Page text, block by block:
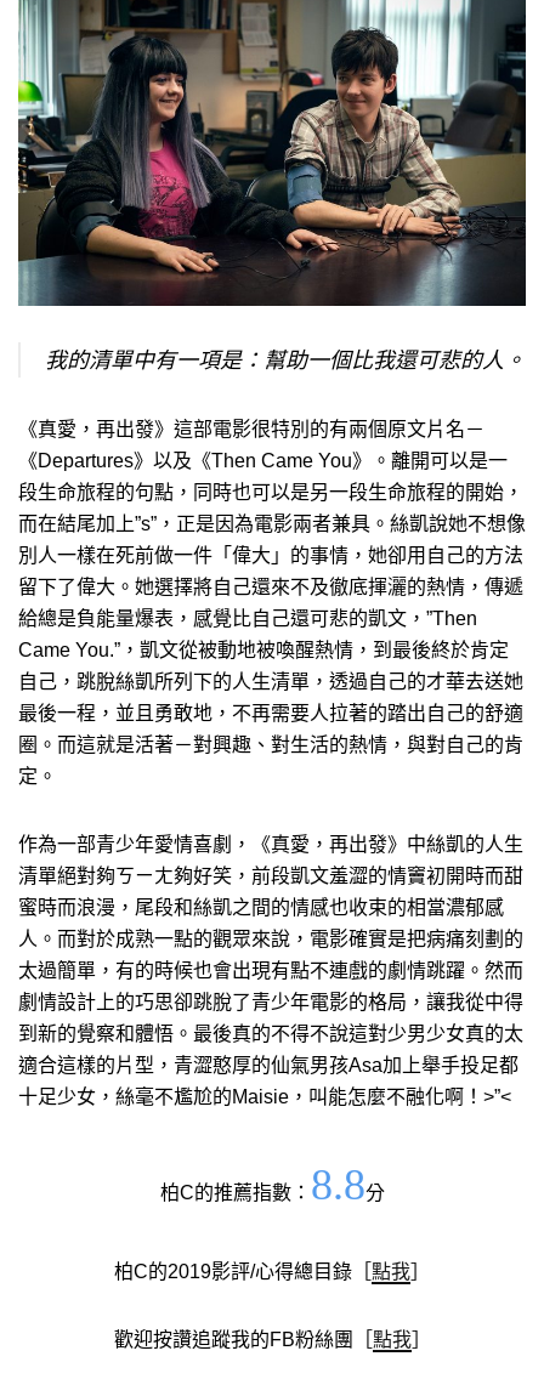
我的清單中有一項是：幫助一個比我還可悲的人。
《真愛，再出發》這部電影很特別的有兩個原文片名－
《Departures》以及《Then Came You》。離開可以是一
段生命旅程的句點，同時也可以是另一段生命旅程的開始，
而在結尾加上”s”，正是因為電影兩者兼具。絲凱說她不想像
別人一樣在死前做一件「偉大」的事情，她卻用自己的方法
留下了偉大。她選擇將自己還來不及徹底揮灑的熱情，傳遞
給總是負能量爆表，感覺比自己還可悲的凱文，”Then
Came You.”，凱文從被動地被喚醒熱情，到最後終於肯定
自己，跳脫絲凱所列下的人生清單，透過自己的才華去送她
最後一程，並且勇敢地，不再需要人拉著的踏出自己的舒適
圈。而這就是活著－對興趣、對生活的熱情，與對自己的肯
定。
作為一部青少年愛情喜劇，《真愛，再出發》中絲凱的人生
清單絕對夠ㄎㄧㄤ夠好笑，前段凱文羞澀的情竇初開時而甜
蜜時而浪漫，尾段和絲凱之間的情感也收束的相當濃郁感
人。而對於成熟一點的觀眾來說，電影確實是把病痛刻劃的
太過簡單，有的時候也會出現有點不連戲的劇情跳躍。然而
劇情設計上的巧思卻跳脫了青少年電影的格局，讓我從中得
到新的覺察和體悟。最後真的不得不說這對少男少女真的太
適合這樣的片型，青澀憨厚的仙氣男孩Asa加上舉手投足都
十足少女，絲毫不尷尬的Maisie，叫能怎麼不融化啊！>”<
柏C的推薦指數： 8.8分
柏C的2019影評/心得總目錄［ 點我
歡迎按讚追蹤我的FB粉絲團［ 點我］